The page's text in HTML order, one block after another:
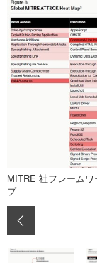
MITRE 社フレーム
プ